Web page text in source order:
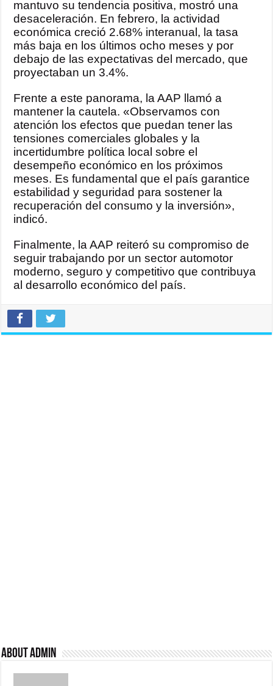
mantuvo su tendencia positiva, mostró una
desaceleración. En febrero, la actividad
económica creció 2.68% interanual, la tasa
más baja en los últimos ocho meses y por
debajo de las expectativas del mercado, que
proyectaban un 3.4%.
Frente a este panorama, la AAP llamó a
mantener la cautela. «Observamos con
atención los efectos que puedan tener las
tensiones comerciales globales y la
incertidumbre política local sobre el
desempeño económico en los próximos
meses. Es fundamental que el país garantice
estabilidad y seguridad para sostener la
recuperación del consumo y la inversión»,
indicó.
Finalmente, la AAP reiteró su compromiso de
seguir trabajando por un sector automotor
moderno, seguro y competitivo que contribuya
al desarrollo económico del país.
About admin